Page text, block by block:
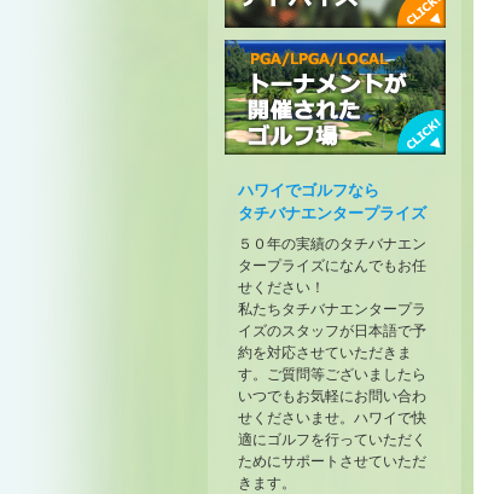
ハワイでゴルフを楽しむための
アドバイス
フ場
ハワイでゴルフなら
タチバナエンタープライズ
５０年の実績のタチバナエン
タープライズになんでもお任
せください！
私たちタチバナエンタープラ
イズのスタッフが日本語で予
約を対応させていただきま
す。ご質問等ございましたら
いつでもお気軽にお問い合わ
せくださいませ。ハワイで快
適にゴルフを行っていただく
ためにサポートさせていただ
きます。